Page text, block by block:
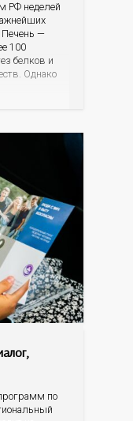
РФ неделей
Печень —
100
белков и
Однако
по